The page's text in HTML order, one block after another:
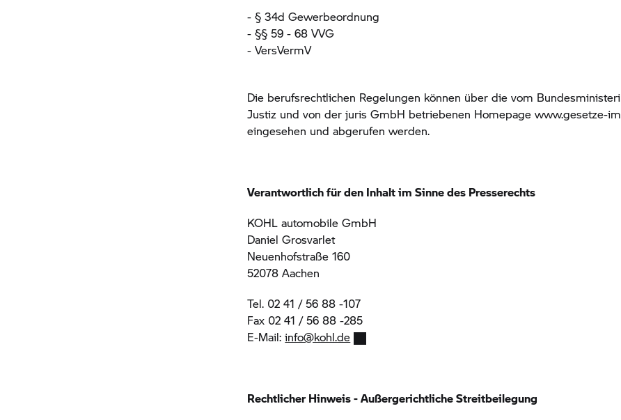
- § 34d Gewerbeordnung
- §§ 59 - 68 VVG
- VersVermV
Die berufsrechtlichen Regelungen können über die vom
Justiz und von der juris GmbH betriebenen Homepage www.gesetze-
eingesehen und abgerufen werden.
Verantwortlich für den Inhalt im Sinne des Presserechts
KOHL automobile GmbH
Daniel Grosvarlet
Neuenhofstraße 160
52078 Aachen
Tel. 02 41 / 56 88 -107
Fax 02 41 / 56 88 -285
E-Mail:info@kohl.de
Rechtlicher Hinweis - Außergerichtliche Streitbeilegung